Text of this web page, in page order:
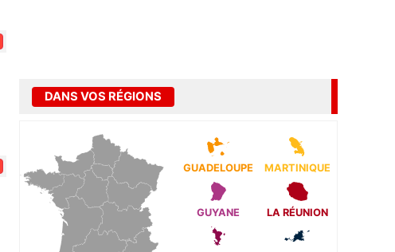
DANS VOS RÉGIONS
GUADELOUPE MARTINIQUE
GUYANE LA RÉUNION